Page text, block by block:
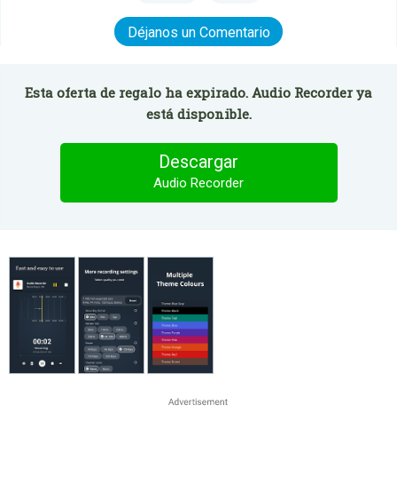
Déjanos un Comentario
Esta oferta de regalo ha expirado. Audio Recorder ya
está disponible.
Descargar
Audio Recorder